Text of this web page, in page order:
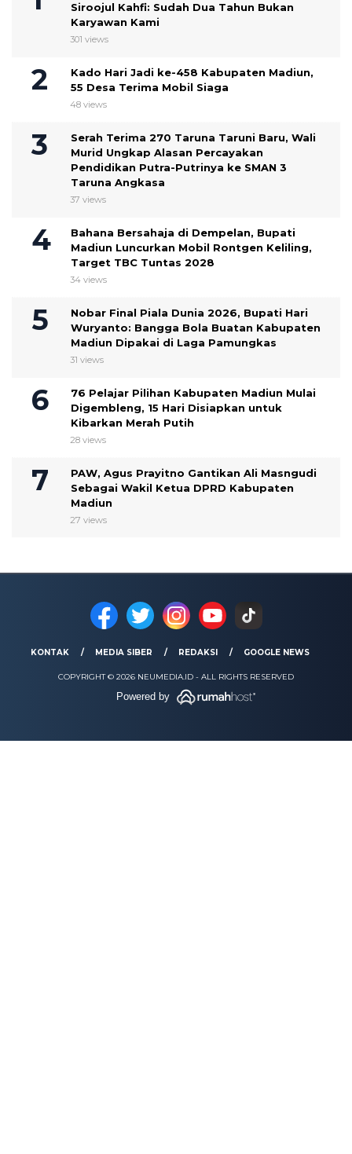
Siroojul Kahfi: Sudah Dua Tahun Bukan
Karyawan Kami
301 views
Kado Hari Jadi ke-458 Kabupaten Madiun,
55 Desa Terima Mobil Siaga
48 views
Serah Terima 270 Taruna Taruni Baru, Wali
Murid Ungkap Alasan Percayakan
Pendidikan Putra-Putrinya ke SMAN 3
Taruna Angkasa
37 views
Bahana Bersahaja di Dempelan, Bupati
Madiun Luncurkan Mobil Rontgen Keliling,
Target TBC Tuntas 2028
34 views
Nobar Final Piala Dunia 2026, Bupati Hari
Wuryanto: Bangga Bola Buatan Kabupaten
Madiun Dipakai di Laga Pamungkas
31 views
76 Pelajar Pilihan Kabupaten Madiun Mulai
Digembleng, 15 Hari Disiapkan untuk
Kibarkan Merah Putih
28 views
PAW, Agus Prayitno Gantikan Ali Masngudi
Sebagai Wakil Ketua DPRD Kabupaten
Madiun
27 views
KONTAK MEDIA SIBER REDAKSI GOOGLE NEWS
COPYRIGHT © 2026 NEUMEDIA.ID - ALL RIGHTS RESERVED
Powered by